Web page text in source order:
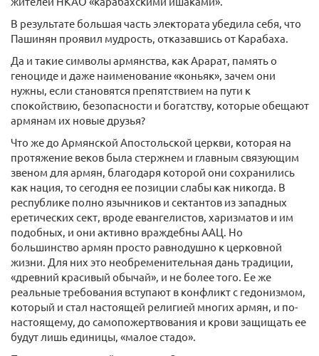
В результате большая часть электората убедила себя, что
Пашинян проявил мудрость, отказавшись от Карабаха.
Да и такие символы армянства, как Арарат, память о
геноциде и даже наименование «коньяк», зачем они
нужны, если становятся препятствием на пути к
спокойствию, безопасности и богатству, которые обещают
армянам их новые друзья?
Что же до Армянской Апостольской церкви, которая на
протяжение веков была стержнем и главным связующим
звеном для армян, благодаря которой они сохранились
как нация, то сегодня ее позиции слабы как никогда. В
республике полно язычников и сектантов из западных
еретических сект, вроде евангелистов, харизматов и им
подобных, и они активно враждебны ААЦ. Но
большинство армян просто равнодушно к церковной
жизни. Для них это необременительная дань традиции,
«древний красивый обычай», и не более того. Ее же
реальные требования вступают в конфликт с гедонизмом,
который и стал настоящей религией многих армян, и по-
настоящему, до самопожертвования и крови защищать ее
будут лишь единицы, «малое стадо».